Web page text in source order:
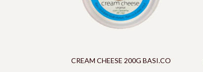
CREAM CHEESE 200G BASI.CO